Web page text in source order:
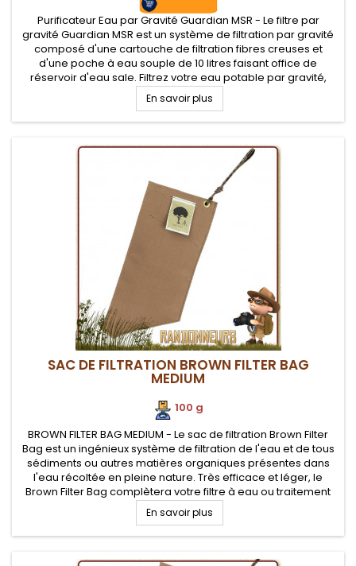
Purificateur Eau par Gravité Guardian MSR - Le filtre par
gravité Guardian MSR est un système de filtration par gravité
composé d'une cartouche de filtration fibres creuses et
d'une poche à eau souple de 10 litres faisant office de
réservoir d'eau sale. Filtrez votre eau potable par gravité,
sans effort et sans produit, tout en éliminant les virus, le...
En savoir plus
SAC DE FILTRATION BROWN FILTER BAG
MEDIUM
100 g
BROWN FILTER BAG MEDIUM - Le sac de filtration Brown Filter
Bag est un ingénieux système de filtration de l'eau et de tous
sédiments ou autres matières organiques présentes dans
l'eau récoltée en pleine nature. Très efficace et léger, le
Brown Filter Bag complètera votre filtre à eau ou traitement
eau pour rendre l'eau potable
En savoir plus